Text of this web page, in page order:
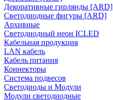
Декоративные гирлянды [ARD]
Светодиодные фигуры [ARD]
Архивные
Светодиодный неон ICLED
Кабельная продукция
LAN кабель
Кабель питания
Коннекторы
Система подвесов
Светодиоды и Модули
Модули светодиодные